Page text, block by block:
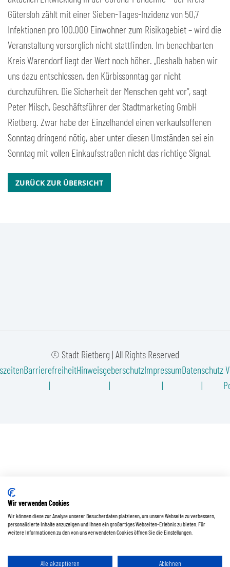
Gütersloh zählt mit einer Sieben-Tages-Inzidenz von 50,7
Infektionen pro 100.000 Einwohner zum Risikogebiet – wird die
Veranstaltung vorsorglich nicht stattfinden. Im benachbarten
Kreis Warendorf liegt der Wert noch höher. „Deshalb haben wir
uns dazu entschlossen, den Kürbissonntag gar nicht
durchzuführen. Die Sicherheit der Menschen geht vor“, sagt
Peter Milsch, Geschäftsführer der Stadtmarketing GmbH
Rietberg. Zwar habe der Einzelhandel einen verkaufsoffenen
Sonntag dringend nötig, aber unter diesen Umständen sei ein
Sonntag mit vollen Einkaufsstraßen nicht das richtige Signal.
ZURÜCK ZUR ÜBERSICHT
© Stadt Rietberg | All Rights Reserved
BarrierefreiheitHinweisgeberschutzImpressumDatenschutz
Wir verwenden Cookies
Wir können diese zur Analyse unserer Besucherdaten platzieren, um unsere Webseite zu verbessern,
personalisierte Inhalte anzuzeigen und Ihnen ein großartiges Webseiten-Erlebnis zu bieten. Für
weitere Informationen zu den von uns verwendeten Cookies öffnen Sie die Einstellungen.
Alle akzeptieren Ablehnen